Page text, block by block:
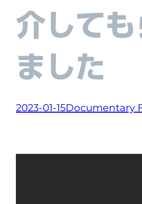
介しても
ました
2023-01-15Documentary